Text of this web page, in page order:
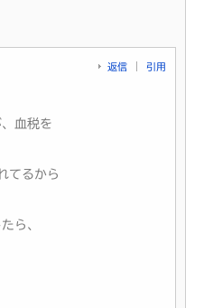
返信 引用
血税を
てるから
ら、